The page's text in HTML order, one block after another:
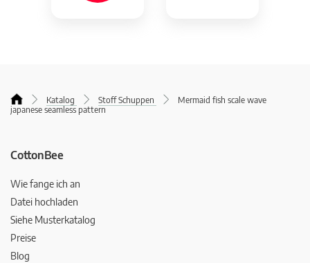
Katalog Stoff Schuppen
Mermaid fish scale wave
japanese seamless pattern
CottonBee
Wie fange ich an
Datei hochladen
Siehe Musterkatalog
Preise
Blog